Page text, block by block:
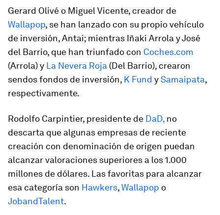
Gerard Olivé o Miguel Vicente, creador de
Wallapop, se han lanzado con su propio vehículo
de inversión, Antai; mientras Iñaki Arrola y José
del Barrio, que han triunfado con Coches.com
(Arrola) y La Nevera Roja (Del Barrio), crearon
sendos fondos de inversión, K Fund ySamaipata,
respectivamente.
Rodolfo Carpintier, presidente de DaD, no
descarta que algunas empresas de reciente
creación con denominación de origen puedan
alcanzar valoraciones superiores a los 1.000
millones de dólares. Las favoritas para alcanzar
esa categoría son Hawkers,Wallapop o
JobandTalent.